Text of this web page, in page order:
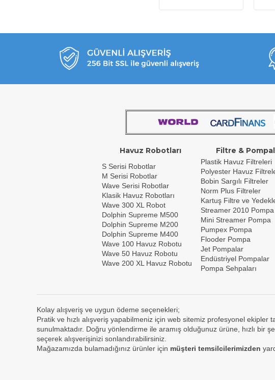
Havuz Robotları Filtre &
S Serisi Robotlar
M Serisi Robotlar
Wave Serisi Robotlar
Klasik Havuz Robotları
Wave 300 XL Robot
Dolphin Supreme M500
Dolphin Supreme M200
Dolphin Supreme M400
Wave 100 Havuz Robotu
Wave 50 Havuz Robotu
Wave 200 XL Havuz Robotu
Plastik Havuz Filtreleri
Polyester Havuz
Bobin Sargılı Filtreler
Norm Plus Filtreler
Kartuş Filtre ve
Streamer 2010 Pompa
Mini Streamer Pompa
Pumpex Pompa
Flooder Pompa
Jet Pompalar
Endüstriyel Pompalar
Pompa Sehpaları
Kolay alışveriş ve uygun ödeme seçenekleri;
Pratik ve hızlı alışveriş yapabilmeniz için web sitemiz profesyonel
sunulmaktadır. Doğru yönlendirme ile aramış olduğunuz ürüne, hızlı bir
seçerek alışverişinizi sonlandırabilirsiniz.
Mağazamızda bulamadığınız ürünler için müşteri temsilcilerimizden